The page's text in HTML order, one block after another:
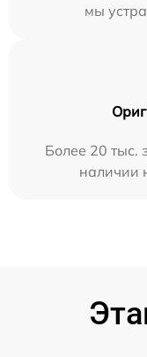
мы
Более 20 тыс.
наличии